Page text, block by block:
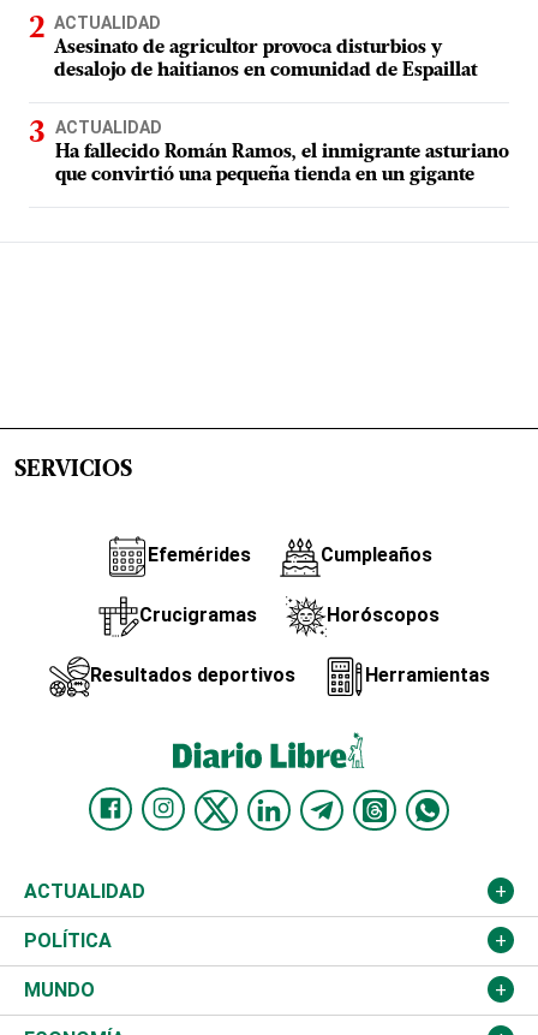
ACTUALIDAD
Asesinato de agricultor provoca disturbios y
desalojo de haitianos en comunidad de Espaillat
ACTUALIDAD
Ha fallecido Román Ramos, el inmigrante asturiano
que convirtió una pequeña tienda en un gigante
SERVICIOS
Efemérides Cumpleaños
Crucigramas Horóscopos
Resultados deportivos Herramientas
ACTUALIDAD
Nacional
Ciudad
POLÍTICA
Partidos
MUNDO